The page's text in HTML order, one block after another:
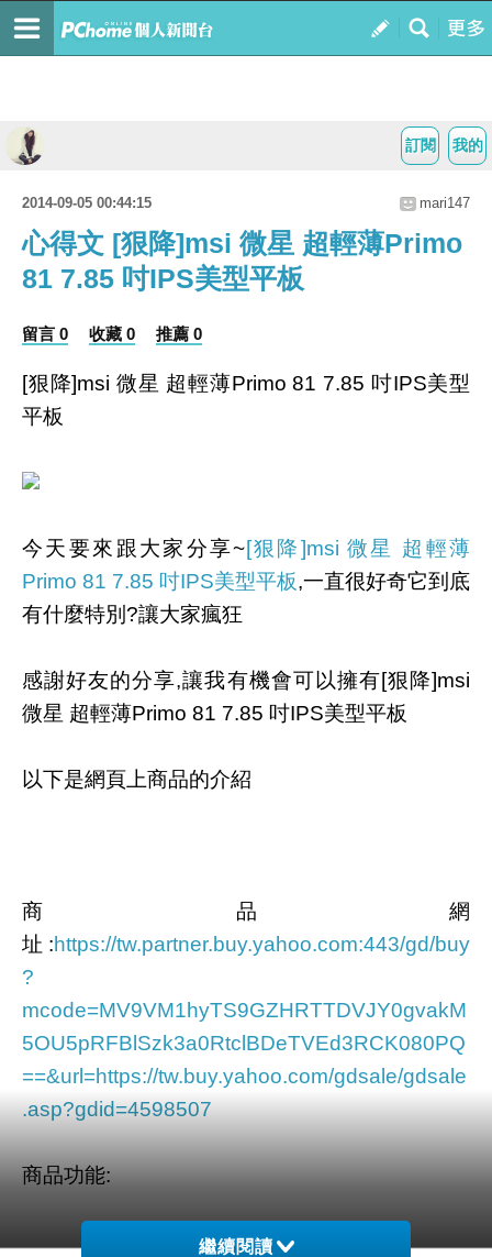
我的
訂閱
2014-09-05 00:44:15 mari147
心得文 [狠降]msi 微星 超輕薄Primo
81 7.85 吋IPS美型平板
留言 0 收藏 0 推薦 0
[狠降]msi 微星 超輕薄Primo 81 7.85 吋IPS美型
平板
今天要來跟大家分享~[狠降]msi 微星 超輕薄
Primo 81 7.85 吋IPS美型平板,一直很好奇它到底
有什麼特別?讓大家瘋狂
感謝好友的分享,讓我有機會可以擁有[狠降]msi
微星 超輕薄Primo 81 7.85 吋IPS美型平板
以下是網頁上商品的介紹
商品網
址 :https://tw.partner.buy.yahoo.com:443/gd/buy
?
mcode=MV9VM1hyTS9GZHRTTDVJY0gvakM
5OU5pRFBlSzk3a0RtclBDeTVEd3RCK080PQ
==&url=https://tw.buy.yahoo.com/gdsale/gdsale
.asp?gdid=4598507
商品功能:
繼續閱讀